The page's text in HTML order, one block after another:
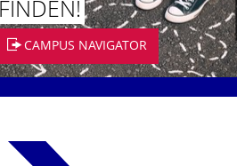
FINDEN!
CAMPUS NAVIGATOR